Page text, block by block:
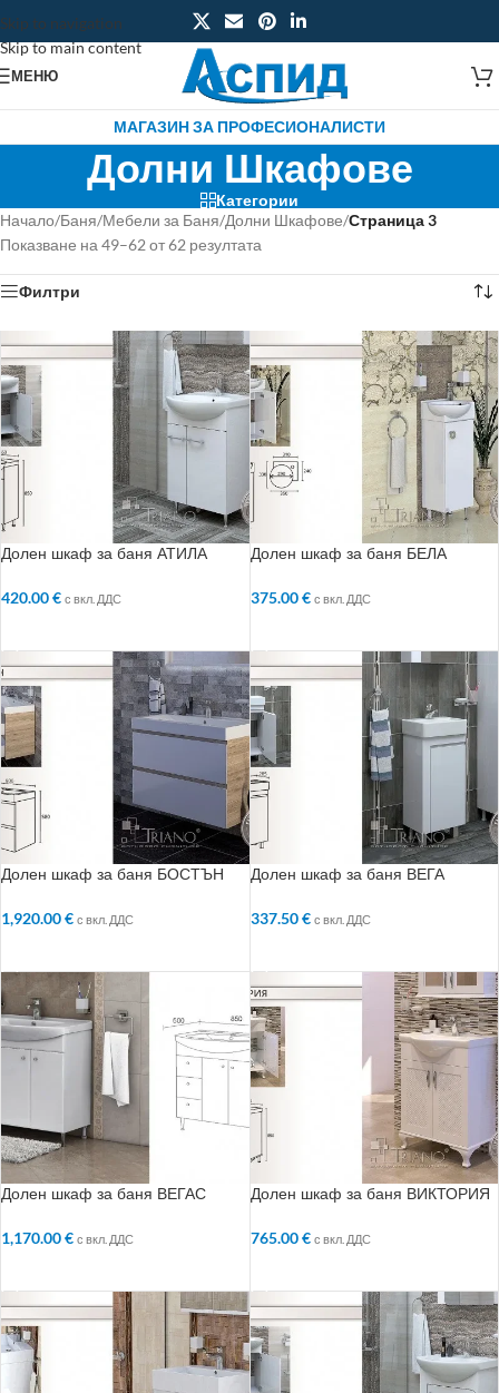
Skip to navigation
Skip to main content
МЕНЮ
МАГАЗИН ЗА ПРОФЕСИОНАЛИСТИ
Долни Шкафове
Категории
Начало/Баня/Мебели за Баня/Долни Шкафове/Страница 3
Показване на 49–62 от 62 резултата
Филтри
Долен шкаф за баня АТИЛА
420.00€ с вкл. ДДС
Долен шкаф за баня БЕЛА
375.00€ с вкл. ДДС
Долен шкаф за баня БОСТЪН
1,920.00€ с вкл. ДДС
Долен шкаф за баня ВЕГА
337.50€ с вкл. ДДС
Долен шкаф за баня ВЕГАС
1,170.00€ с вкл. ДДС
Долен шкаф за баня ВИКТОРИЯ
765.00€ с вкл. ДДС